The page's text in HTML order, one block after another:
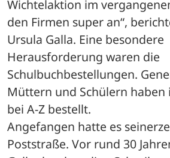
Wichtelaktion im
den Firmen super an“,
Ursula Galla. Eine besondere
Herausforderung waren die
Schulbuchbestellungen.
Müttern und Schülern haben
bei A-Z bestellt.
Angefangen hatte es
Poststraße. Vor rund 30